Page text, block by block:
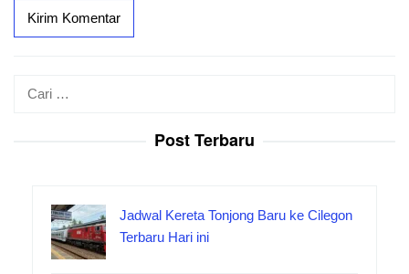
Post Terbaru
Jadwal Kereta Tonjong Baru ke Cilegon
Terbaru Hari ini